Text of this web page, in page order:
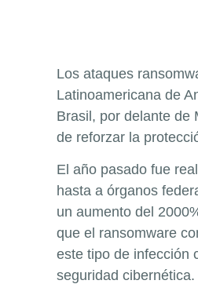
Los ataques
Latinoamericana de
Brasil, por delante de
de reforzar la
El año pasado fue
hasta a órganos
un aumento del
que el ransomware
este tipo de infección
seguridad cibernética.